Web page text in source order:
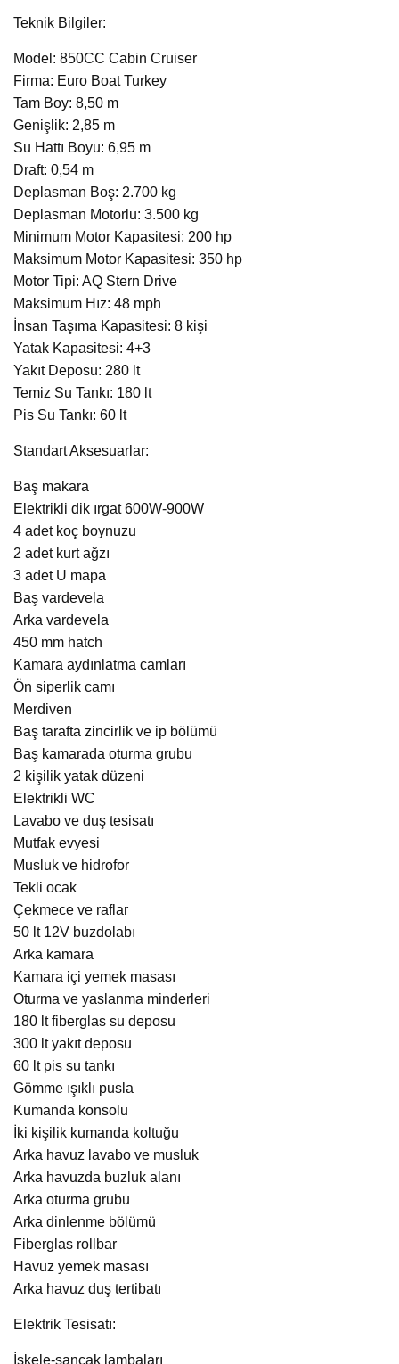
Teknik Bilgiler:
Model: 850CC Cabin Cruiser
Firma: Euro Boat Turkey
Tam Boy: 8,50 m
Genişlik: 2,85 m
Su Hattı Boyu: 6,95 m
Draft: 0,54 m
Deplasman Boş: 2.700 kg
Deplasman Motorlu: 3.500 kg
Minimum Motor Kapasitesi: 200 hp
Maksimum Motor Kapasitesi: 350 hp
Motor Tipi: AQ Stern Drive
Maksimum Hız: 48 mph
İnsan Taşıma Kapasitesi: 8 kişi
Yatak Kapasitesi: 4+3
Yakıt Deposu: 280 lt
Temiz Su Tankı: 180 lt
Pis Su Tankı: 60 lt
Standart Aksesuarlar:
Baş makara
Elektrikli dik ırgat 600W-900W
4 adet koç boynuzu
2 adet kurt ağzı
3 adet U mapa
Baş vardevela
Arka vardevela
450 mm hatch
Kamara aydınlatma camları
Ön siperlik camı
Merdiven
Baş tarafta zincirlik ve ip bölümü
Baş kamarada oturma grubu
2 kişilik yatak düzeni
Elektrikli WC
Lavabo ve duş tesisatı
Mutfak evyesi
Musluk ve hidrofor
Tekli ocak
Çekmece ve raflar
50 lt 12V buzdolabı
Arka kamara
Kamara içi yemek masası
Oturma ve yaslanma minderleri
180 lt fiberglas su deposu
300 lt yakıt deposu
60 lt pis su tankı
Gömme ışıklı pusla
Kumanda konsolu
İki kişilik kumanda koltuğu
Arka havuz lavabo ve musluk
Arka havuzda buzluk alanı
Arka oturma grubu
Arka dinlenme bölümü
Fiberglas rollbar
Havuz yemek masası
Arka havuz duş tertibatı
Elektrik Tesisatı:
İskele-sancak lambaları